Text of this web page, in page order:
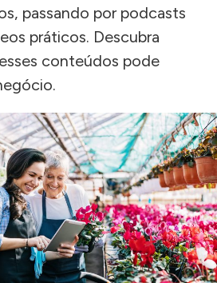
passando por podcasts
práticos. Descubra
conteúdos pode